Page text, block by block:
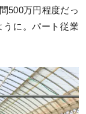
500万円程度だっ
うに。パート従業